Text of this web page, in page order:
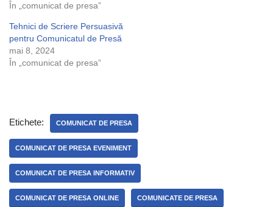
În „comunicat de presa”
Tehnici de Scriere Persuasivă
pentru Comunicatul de Presă
mai 8, 2024
În „comunicat de presa”
Etichete: COMUNICAT DE PRESA
COMUNICAT DE PRESA EVENIMENT
COMUNICAT DE PRESA INFORMATIV
COMUNICAT DE PRESA ONLINE COMUNICATE DE PRESA